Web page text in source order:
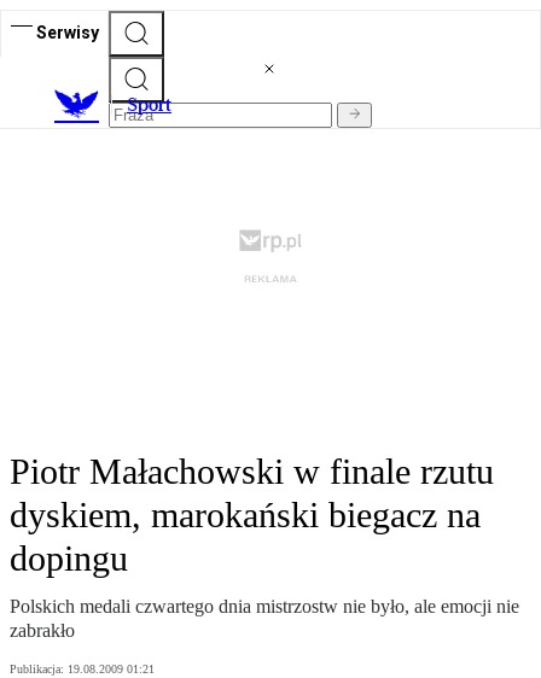
Serwisy
Sport
Piotr Małachowski w finale rzutu
dyskiem, marokański biegacz na
dopingu
Polskich medali czwartego dnia mistrzostw nie było, ale emocji nie
zabrakło
Publikacja: 19.08.2009 01:21